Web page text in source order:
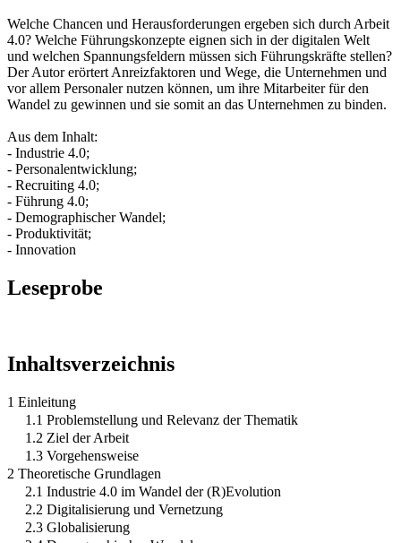
Welche Chancen und Herausforderungen ergeben sich durch Arbeit
4.0? Welche Führungskonzepte eignen sich in der digitalen Welt
und welchen Spannungsfeldern müssen sich Führungskräfte stellen?
Der Autor erörtert Anreizfaktoren und Wege, die Unternehmen und
vor allem Personaler nutzen können, um ihre Mitarbeiter für den
Wandel zu gewinnen und sie somit an das Unternehmen zu binden.
Aus dem Inhalt:
- Industrie 4.0;
- Personalentwicklung;
- Recruiting 4.0;
- Führung 4.0;
- Demographischer Wandel;
- Produktivität;
- Innovation
Leseprobe
Inhaltsverzeichnis
1 Einleitung
1.1 Problemstellung und Relevanz der Thematik
1.2 Ziel der Arbeit
1.3 Vorgehensweise
2 Theoretische Grundlagen
2.1 Industrie 4.0 im Wandel der (R)Evolution
2.2 Digitalisierung und Vernetzung
2.3 Globalisierung